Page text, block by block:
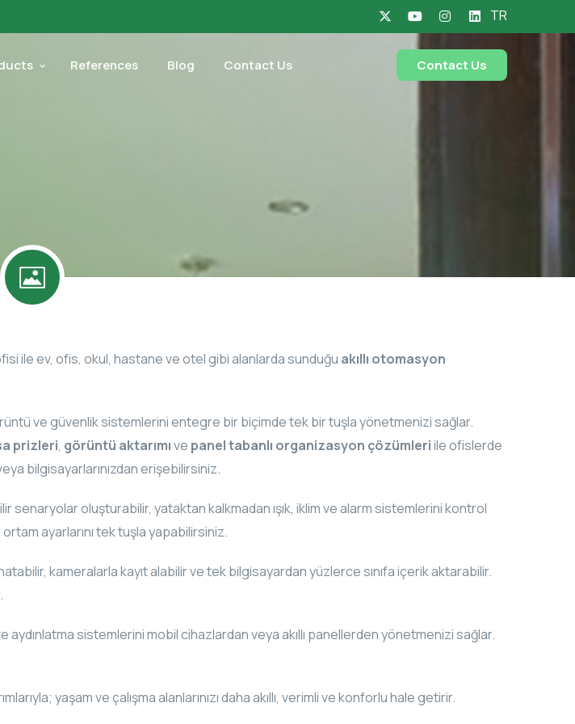
TR
References Blog Contact Us Contact Us
ile ev, ofis, okul, hastane ve otel gibi alanlarda sunduğu akıllı otomasyon
ve güvenlik sistemlerini entegre bir biçimde tek bir tuşla yönetmenizi sağlar.
prizleri, görüntü aktarımıve panel tabanlı organizasyon çözümleriile ofislerde
bilgisayarlarınızdan erişebilirsiniz.
senaryolar oluşturabilir, yataktan kalkmadan ışık, iklim ve alarm sistemlerini kontrol
ayarlarını tek tuşla yapabilirsiniz.
kameralarla kayıt alabilir ve tek bilgisayardan yüzlerce sınıfa içerik aktarabilir.
sistemlerini mobil cihazlardan veya akıllı panellerden yönetmenizi sağlar.
yaşam ve çalışma alanlarınızı daha akıllı, verimli ve konforlu hale getirir.